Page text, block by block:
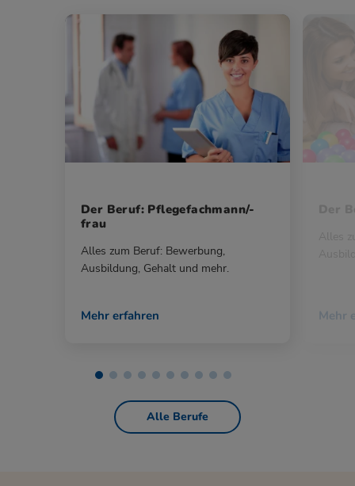
Der Beruf: Pflegefachmann/-
frau
Alles zum Beruf: Bewerbung,
Ausbildung, Gehalt und mehr.
Mehr erfahren Mehr
Alle Berufe